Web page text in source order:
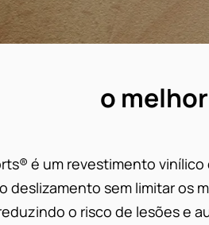
o
é um revestimento
deslizamento sem limitar os
o risco de lesões e